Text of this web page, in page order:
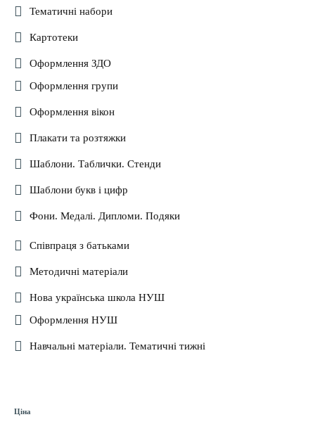
Тематичні набори
Картотеки
Оформлення ЗДО
Оформлення групи
Оформлення вікон
Плакати та розтяжки
Шаблони. Таблички. Стенди
Шаблони букв і цифр
Фони. Медалі. Дипломи. Подяки
Співпраця з батьками
Методичні матеріали
Нова українська школа НУШ
Оформлення НУШ
Навчальні матеріали. Тематичні тижні
Ціна